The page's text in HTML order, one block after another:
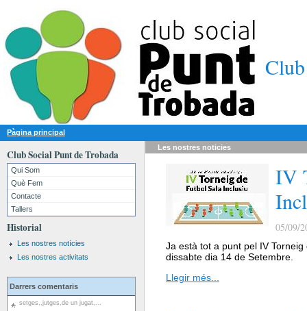
Pàgina principal
Club Social Punt de Trobada
Qui Som
Què Fem
Contacte
Tallers
Historial
Les nostres notícies
Les nostres activitats
Darrers comentaris
setges,,jutges,de un jugat,...
Les nostres noticies
IV
05/09/
Ja està tot a punt pel IV
dissabte dia 14 de Setembre.
Llegir més...